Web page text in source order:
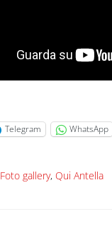
Telegram WhatsApp
Foto gallery, Qui Antella